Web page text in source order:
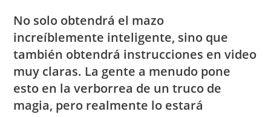
No solo obtendrá el mazo
increíblemente inteligente, sino que
también obtendrá instrucciones en video
muy claras. La gente a menudo pone
esto en la verborrea de un truco de
magia, pero realmente lo estará